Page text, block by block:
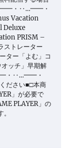
・‥…━━・
Vacation
Deluxe
PRISM –
ストレーター
ター「よむ」コ
ッチ」早期解
━━・‥…━━・
さい■□本商
」が必要で
PLAYER」の